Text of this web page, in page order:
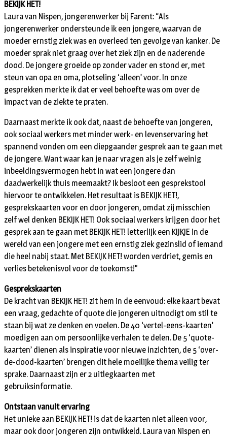
BEKIJK HET!
Laura van Nispen, jongerenwerker bij Farent: “Als
jongerenwerker ondersteunde ik een jongere, waarvan de
moeder ernstig ziek was en overleed ten gevolge van kanker. De
moeder sprak niet graag over het ziek zijn en de naderende
dood. De jongere groeide op zonder vader en stond er, met
steun van opa en oma, plotseling ‘alleen’ voor. In onze
gesprekken merkte ik dat er veel behoefte was om over de
impact van de ziekte te praten.
Daarnaast merkte ik ook dat, naast de behoefte van jongeren,
ook sociaal werkers met minder werk- en levenservaring het
spannend vonden om een diepgaander gesprek aan te gaan met
de jongere. Want waar kan je naar vragen als je zelf weinig
inbeeldingsvermogen hebt in wat een jongere dan
daadwerkelijk thuis meemaakt? Ik besloot een gesprekstool
hiervoor te ontwikkelen. Het resultaat is BEKIJK HET!,
gesprekskaarten voor en door jongeren, omdat zij misschien
zelf wel denken BEKIJK HET! Ook sociaal werkers krijgen door het
gesprek aan te gaan met BEKIJK HET! letterlijk een KIJKJE in de
wereld van een jongere met een ernstig ziek gezinslid of iemand
die heel nabij staat. Met BEKIJK HET! worden verdriet, gemis en
verlies betekenisvol voor de toekomst!”
Gesprekskaarten
De kracht van BEKIJK HET! zit hem in de eenvoud: elke kaart bevat
een vraag, gedachte of quote die jongeren uitnodigt om stil te
staan bij wat ze denken en voelen. De 40 ‘vertel-eens-kaarten’
moedigen aan om persoonlijke verhalen te delen. De 5 ‘quote-
kaarten’ dienen als inspiratie voor nieuwe inzichten, de 5 ‘over-
de-dood-kaarten’ brengen dit hele moeilijke thema veilig ter
sprake. Daarnaast zijn er 2 uitlegkaarten met
gebruiksinformatie.
Ontstaan vanuit ervaring
Het unieke aan BEKIJK HET! is dat de kaarten niet alleen voor,
maar ook door jongeren zijn ontwikkeld. Laura van Nispen en